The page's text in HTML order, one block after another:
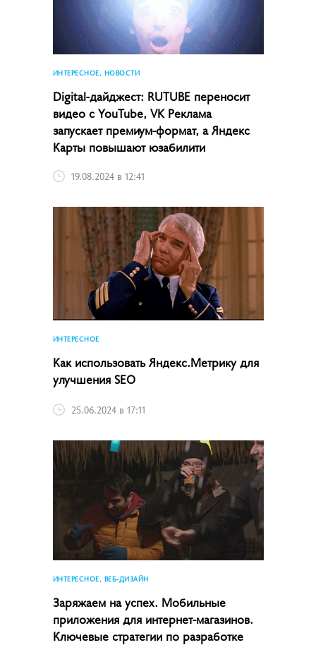
ИНТЕРЕСНОЕ, НОВОСТИ
Digital-дайджест: RUTUBE переносит
видео с YouTube, VK Реклама
запускает премиум-формат, а Яндекс
Карты повышают юзабилити
19.08.2024 в 12:41
ИНТЕРЕСНОЕ
Как использовать Яндекс.Метрику для
улучшения SEO
25.06.2024 в 17:11
ИНТЕРЕСНОЕ, ВЕБ-ДИЗАЙН
Заряжаем на успех. Мобильные
приложения для интернет-магазинов.
Ключевые стратегии по разработке